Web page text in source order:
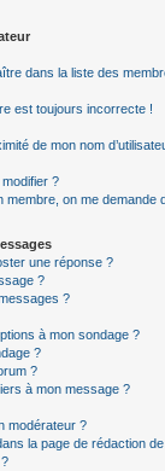
dans la liste des
est toujours incorrecte !
de mon nom
?
membre, on me demande
une réponse ?
?
?
à mon sondage ?
?
?
à mon message ?
modérateur ?
la page de rédaction